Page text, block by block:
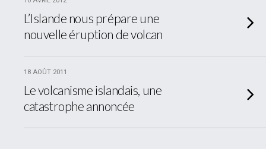
L’Islande nous prépare une
nouvelle éruption de volcan
18 AOÛT 2011
Le volcanisme islandais, une
catastrophe annoncée